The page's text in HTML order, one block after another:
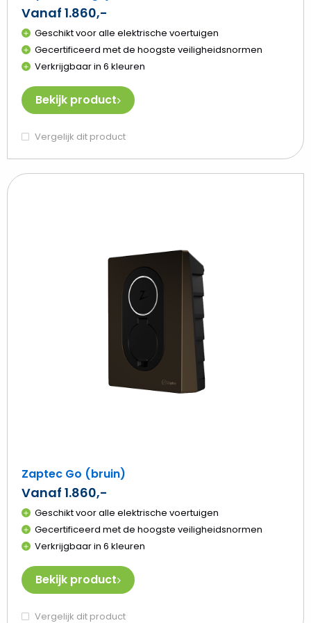
Vanaf 1.860,-
Geschikt voor alle elektrische voertuigen
Gecertificeerd met de hoogste veiligheidsnormen
Verkrijgbaar in 6 kleuren
Bekijk product
Vergelijk dit product
Zaptec Go (bruin)
Vanaf 1.860,-
Geschikt voor alle elektrische voertuigen
Gecertificeerd met de hoogste veiligheidsnormen
Verkrijgbaar in 6 kleuren
Bekijk product
Vergelijk dit product